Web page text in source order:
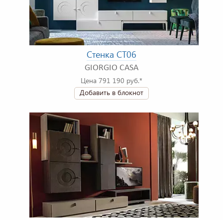
Стенка CT06
GIORGIO CASA
Цена 791 190 руб.*
Добавить в блокнот